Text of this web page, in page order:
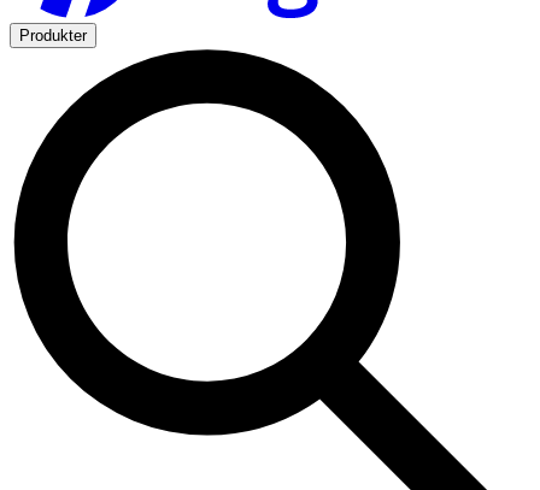
Produkter